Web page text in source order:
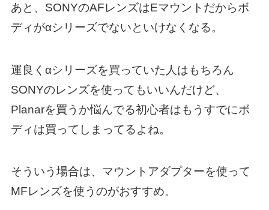
あと、SONYのAFレンズはEマウントだからボ
ディがαシリーズでないといけなくなる。
運良くαシリーズを買っていた人はもちろん
SONYのレンズを使ってもいいんだけど、
Planarを買うか悩んでる初心者はもうすでにボ
ディは買ってしまってるよね。
そういう場合は、マウントアダプターを使って
MFレンズを使うのがおすすめ。